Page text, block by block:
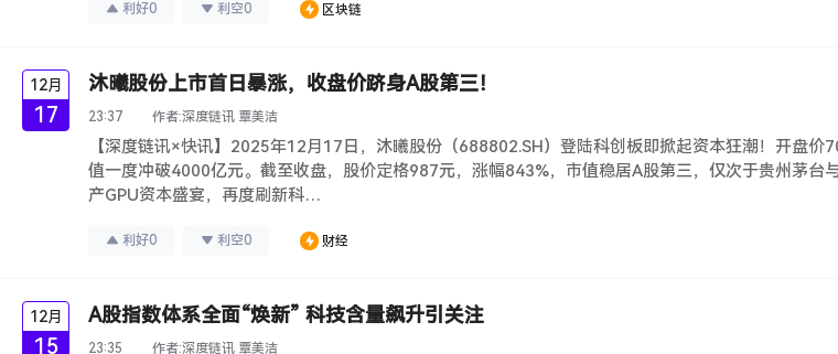
利好0 利空0 区块链
12月
17
沐曦股份上市首日暴涨，收盘价跻身A股第三！
23:37 作者:深度链讯 覃美洁
【深度链讯×快讯】2025年12月17日，沐曦股份（688802.SH）登陆科创板即掀起资本狂潮！开盘
值一度冲破4000亿元。截至收盘，股价定格987元，涨幅843%，市值稳居A股第三，仅次于贵州茅
产GPU资本盛宴，再度刷新科…
利好0 利空0 财经
12月
15
A股指数体系全面“焕新” 科技含量飙升引关注
23:35 作者:深度链讯 覃美洁